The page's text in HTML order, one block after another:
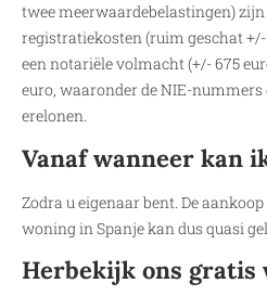
twee meerwaardebelastingen)
registratiekosten (ruim geschat
een notariële volmacht (+/- 675
euro, waaronder de NIE-
erelonen.
Vanaf wanneer kan
Zodra u eigenaar bent. De
woning in Spanje kan dus quasi
Herbekijk ons gratis